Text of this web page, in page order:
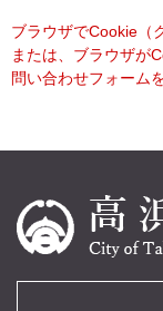
へブラウザでCookie（
または、ブラウザが
問い合わせフォーム